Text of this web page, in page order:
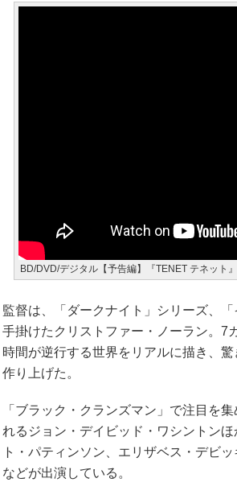
BD/DVD/デジタル【予告編】『TENET テネット
監督は、「ダークナイト」シリーズ、
手掛けたクリストファー・ノーラン。7
時間が逆行する世界をリアルに描き、
作り上げた。
「ブラック・クランズマン」で注目を
れるジョン・デイビッド・ワシントン
ト・パティンソン、エリザベス・デビ
などが出演している。